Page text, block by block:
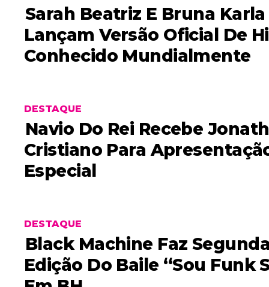
Sarah Beatriz E Bruna Karla
Lançam Versão Oficial De
Conhecido Mundialmente
DESTAQUE
Navio Do Rei Recebe
Cristiano Para
Especial
DESTAQUE
Black Machine Faz Segunda
Edição Do Baile “Sou Funk